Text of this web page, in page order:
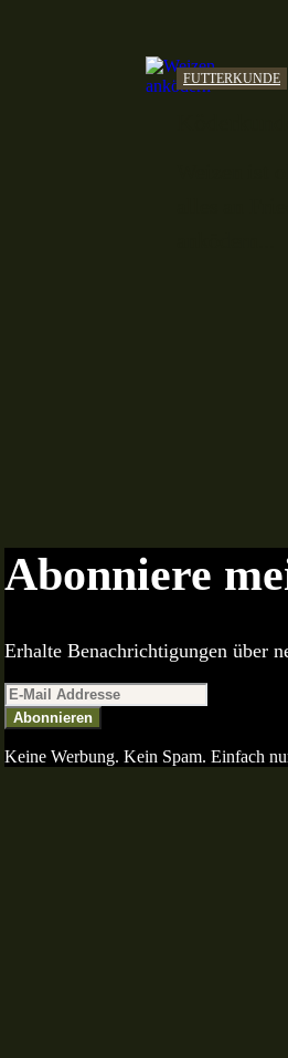
FUTTERKUNDE
Abonniere
Erhalte Benachrichtigungen über
Abonnieren
Keine Werbung. Kein Spam. Einfach